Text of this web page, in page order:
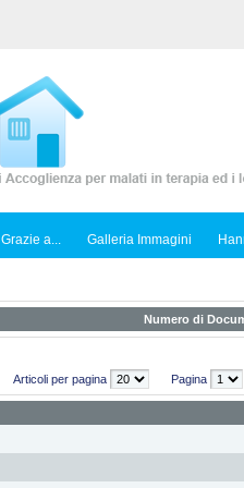
Grazie a... Galleria Immagini
Numero di
Articoli per pagina Pagina